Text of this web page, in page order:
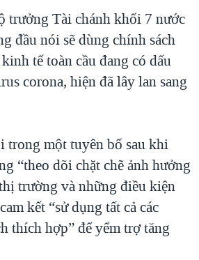
trưởng Tài chánh khối 7 nước
đầu nói sẽ dùng chính sách
tế toàn cầu đang có dấu
corona, hiện đã lây lan sang
trong một tuyên bố sau khi
“theo dõi chặt chẽ ảnh hưởng
trường và những điều kiện
kết “sử dụng tất cả các
thích hợp” để yểm trợ tăng